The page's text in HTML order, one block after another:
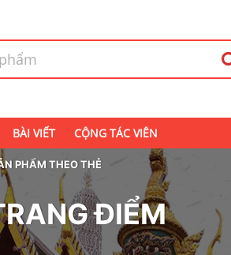
BÀI VIẾT CỘNG TÁC VIÊN
PHẨM THEO THẺ
ĐIỂM